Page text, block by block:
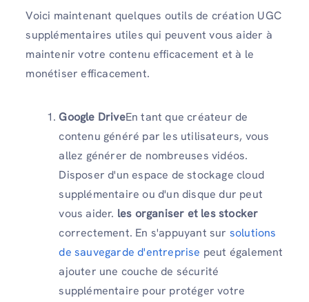
Voici maintenant quelques outils de création UGC
supplémentaires utiles qui peuvent vous aider à
maintenir votre contenu efficacement et à le
monétiser efficacement.
Google DriveEn tant que créateur de
contenu généré par les utilisateurs, vous
allez générer de nombreuses vidéos.
Disposer d'un espace de stockage cloud
supplémentaire ou d'un disque dur peut
vous aider. les organiser et les stocker
correctement. En s'appuyant sur solutions
de sauvegarde d'entreprise peut également
ajouter une couche de sécurité
supplémentaire pour protéger votre